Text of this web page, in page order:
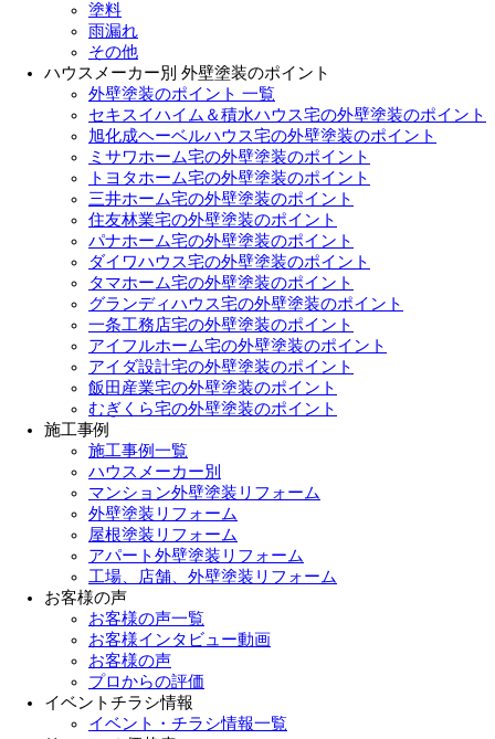
塗料
雨漏れ
その他
ハウスメーカー別 外壁塗装のポイント
外壁塗装のポイント 一覧
セキスイハイム＆積水ハウス宅の外壁塗装のポイント
旭化成ヘーベルハウス宅の外壁塗装のポイント
ミサワホーム宅の外壁塗装のポイント
トヨタホーム宅の外壁塗装のポイント
三井ホーム宅の外壁塗装のポイント
住友林業宅の外壁塗装のポイント
パナホーム宅の外壁塗装のポイント
ダイワハウス宅の外壁塗装のポイント
タマホーム宅の外壁塗装のポイント
グランディハウス宅の外壁塗装のポイント
一条工務店宅の外壁塗装のポイント
アイフルホーム宅の外壁塗装のポイント
アイダ設計宅の外壁塗装のポイント
飯田産業宅の外壁塗装のポイント
むぎくら宅の外壁塗装のポイント
施工事例
施工事例一覧
ハウスメーカー別
マンション外壁塗装リフォーム
外壁塗装リフォーム
屋根塗装リフォーム
アパート外壁塗装リフォーム
工場、店舗、外壁塗装リフォーム
お客様の声
お客様の声一覧
お客様インタビュー動画
お客様の声
プロからの評価
イベントチラシ情報
イベント・チラシ情報一覧